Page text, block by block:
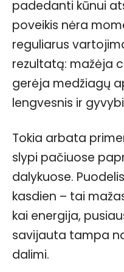
padedanti kūnui
poveikis nėra
reguliarus
rezultatą: mažėja
gerėja medžiagų
lengvesnis ir
Tokia arbata
slypi pačiuose
dalykuose.
kasdien – tai
kai energija,
savijauta tampa
dalimi.